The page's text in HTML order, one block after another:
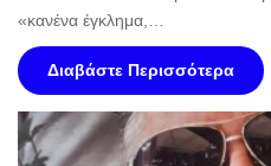
«κανένα έγκλημα,…
Διαβάστε Περισσότερα